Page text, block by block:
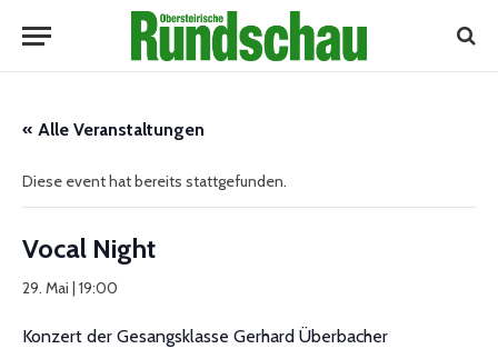
« Alle Veranstaltungen
Diese event hat bereits stattgefunden.
Vocal Night
29. Mai | 19:00
Konzert der Gesangsklasse Gerhard Überbacher